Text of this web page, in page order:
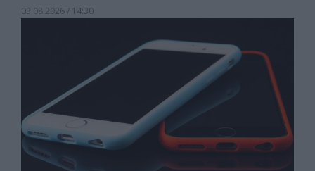
03.08.2026 / 14:30